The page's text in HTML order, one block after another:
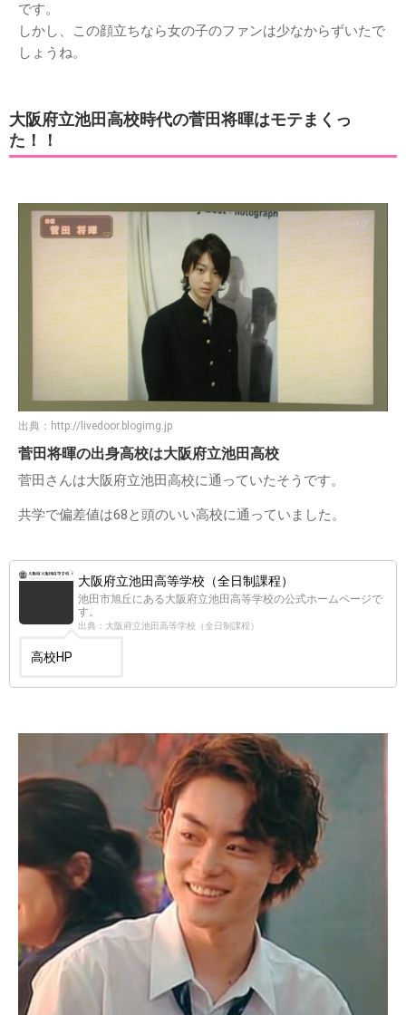
です。
しかし、この顔立ちなら女の子のファンは少なからずいたで
しょうね。
大阪府立池田高校時代の菅田将暉はモテまくっ
た！！
出典： http://livedoor.blogimg.jp
菅田将暉の出身高校は大阪府立池田高校
菅田さんは大阪府立池田高校に通っていたそうです。
共学で偏差値は68と頭のいい高校に通っていました。
大阪府立池田高等学校（全日制課程）
池田市旭丘にある大阪府立池田高等学校の公式ホームページで
す。
出典：大阪府立池田高等学校（全日制課程）
高校HP